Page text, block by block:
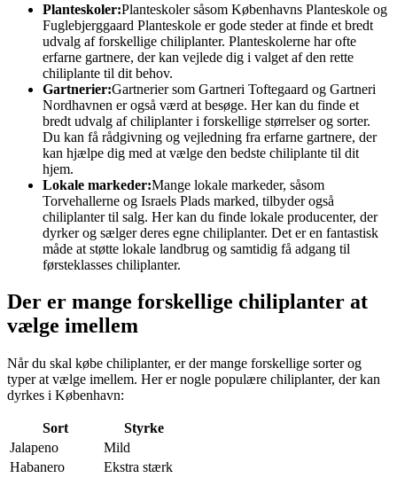
Planteskoler:Planteskoler såsom Københavns Planteskole og
Fuglebjerggaard Planteskole er gode steder at finde et bredt
udvalg af forskellige chiliplanter. Planteskolerne har ofte
erfarne gartnere, der kan vejlede dig i valget af den rette
chiliplante til dit behov.
Gartnerier:Gartnerier som Gartneri Toftegaard og Gartneri
Nordhavnen er også værd at besøge. Her kan du finde et
bredt udvalg af chiliplanter i forskellige størrelser og sorter.
Du kan få rådgivning og vejledning fra erfarne gartnere, der
kan hjælpe dig med at vælge den bedste chiliplante til dit
hjem.
Lokale markeder:Mange lokale markeder, såsom
Torvehallerne og Israels Plads marked, tilbyder også
chiliplanter til salg. Her kan du finde lokale producenter, der
dyrker og sælger deres egne chiliplanter. Det er en fantastisk
måde at støtte lokale landbrug og samtidig få adgang til
førsteklasses chiliplanter.
Der er mange forskellige chiliplanter at
vælge imellem
Når du skal købe chiliplanter, er der mange forskellige sorter og
typer at vælge imellem. Her er nogle populære chiliplanter, der kan
dyrkes i København:
Sort
Styrke
Jalapeno
Mild
Habanero
Ekstra stærk